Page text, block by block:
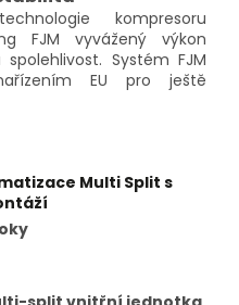
kompresoru
FJM vyvážený výkon
Systém FJM
EU pro ještě
Multi Split s